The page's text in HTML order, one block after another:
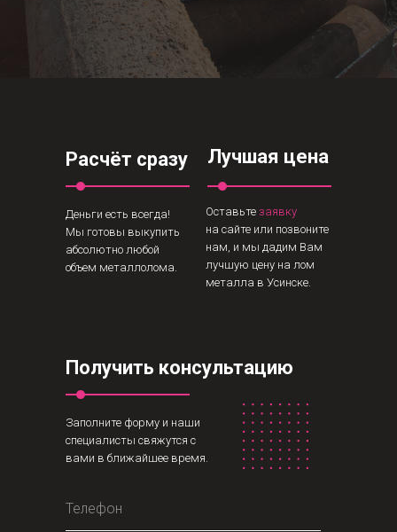
Расчёт сразу
Деньги есть всегда!
Мы готовы выкупить
абсолютно любой
объем металлолома.
Лучшая цена
Оставьте заявку
на сайте или позвоните
нам, и мы дадим Вам
лучшую цену на лом
металла в Усинске.
Получить консультацию
Заполните форму и наши
специалисты свяжутся с
вами в ближайшее время.